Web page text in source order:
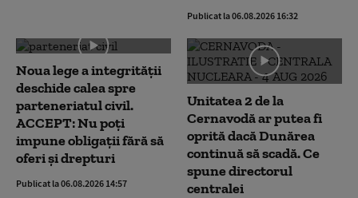
Publicat la 06.08.2026 16:32
Noua lege a integrității
deschide calea spre
parteneriatul civil.
ACCEPT: Nu poți
impune obligații fără să
oferi și drepturi
Publicat la 06.08.2026 14:57
Unitatea 2 de la
Cernavodă ar putea fi
oprită dacă Dunărea
continuă să scadă. Ce
spune directorul
centralei